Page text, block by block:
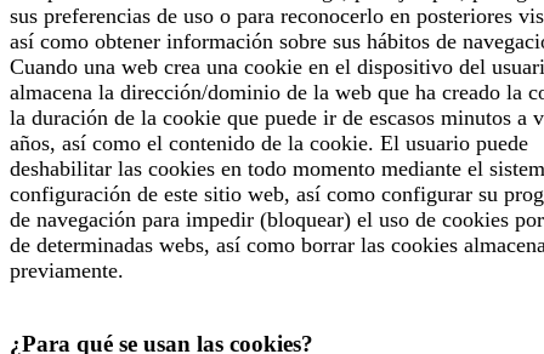
sus preferencias de uso o para reconocerlo en posteriores
así como obtener información sobre sus hábitos de
Cuando una web crea una cookie en el dispositivo del
almacena la dirección/dominio de la web que ha creado la
la duración de la cookie que puede ir de escasos minutos a
años, así como el contenido de la cookie. El usuario puede
deshabilitar las cookies en todo momento mediante el
configuración de este sitio web, así como configurar su
de navegación para impedir (bloquear) el uso de cookies
de determinadas webs, así como borrar las cookies
previamente.
¿Para qué se usan las cookies?